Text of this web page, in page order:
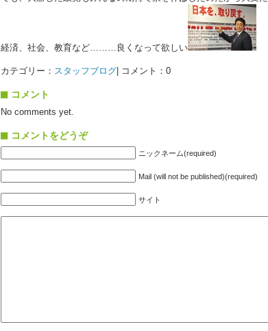
経済、社会、教育など………良くなって欲しい
カテゴリー： スタッフブログ | コメント：0
コメント
No comments yet.
コメントをどうぞ
ニックネーム(required)
Mail (will not be published)(required)
サイト